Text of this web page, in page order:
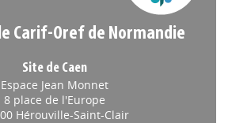
Carif-Oref de Normandie
Site de Caen
Espace Jean Monnet
8 place de l'Europe
Hérouville-Saint-Clair